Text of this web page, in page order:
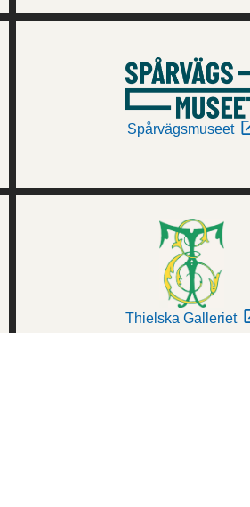
Spårvägsmuseet
Thielska Galleriet